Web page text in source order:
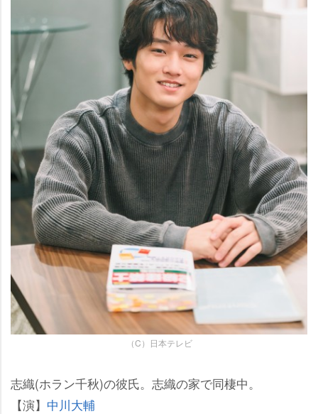
（C）日本テレビ
志織(ホラン千秋)の彼氏。志織の家で同棲中。
【演】 中川大輔